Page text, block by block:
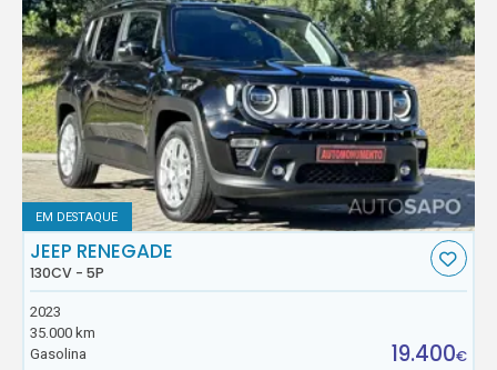
EM DESTAQUE
JEEP RENEGADE
130CV - 5P
2023
35.000 km
Gasolina
19.400€